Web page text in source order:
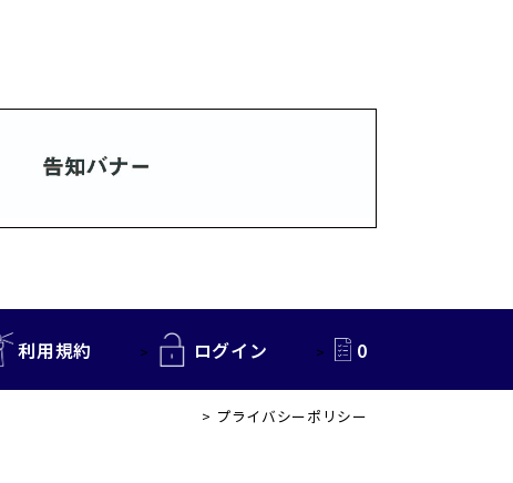
利用規約 ログイン 0
プライバシーポリシー